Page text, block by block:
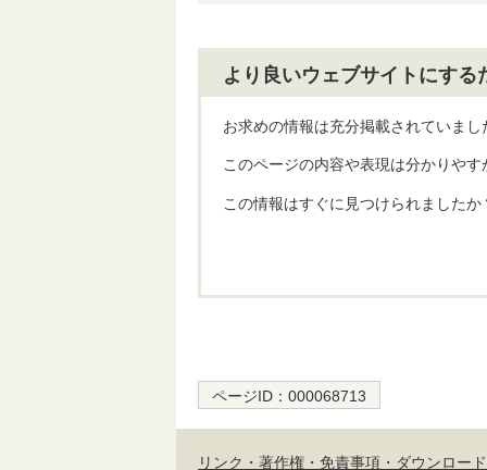
より良いウェブサイトにす
お求めの情報は充分掲載されていまし
このページの内容や表現は分かりやす
この情報はすぐに見つけられましたか
ページID： 000068713
リンク・著作権・免責事項・ダウンロード